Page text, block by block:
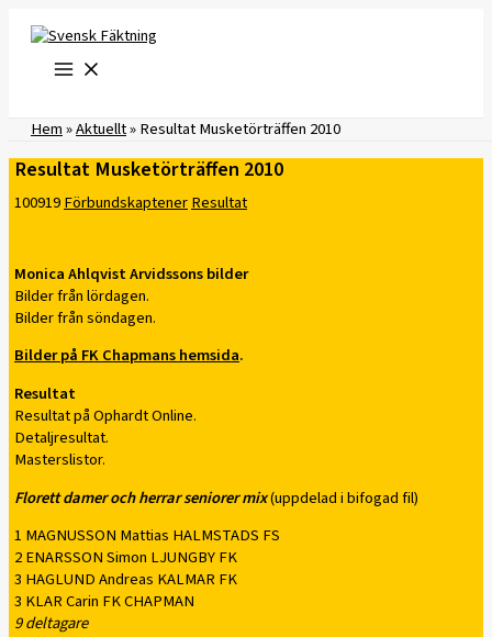
innehåll
Hem»Aktuellt»Resultat Musketörträffen 2010
Resultat Musketörträffen 2010
100919FörbundskaptenerResultat
Monica Ahlqvist Arvidssons bilder
Bilder från lördagen.
Bilder från söndagen.
Bilder på FK Chapmans hemsida.
Resultat
Resultat på Ophardt Online.
Detaljresultat.
Masterslistor.
Florett damer och herrar seniorer mix(uppdelad i bifogad fil)
1 MAGNUSSON Mattias HALMSTADS FS
2 ENARSSON Simon LJUNGBY FK
3 HAGLUND Andreas KALMAR FK
3 KLAR Carin FK CHAPMAN
9 deltagare